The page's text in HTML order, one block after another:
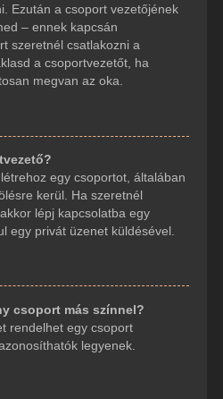
Ezután a csoport vezetőjének
– ennek kapcsán
szeretnél csatlakozni a
a csoportvezetőt, ha
megvan az oka.
egy csoportot, általában
kerül. Ha szeretnél
lépj kapcsolatba egy
egy privát üzenet küldésével.
csoport más színnel?
rendelhet egy csoport
legyenek.